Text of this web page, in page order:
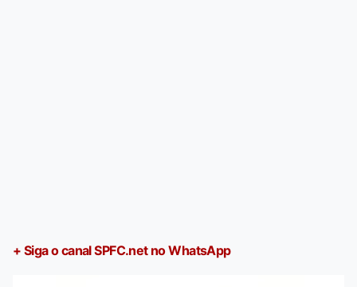
+ Siga o canal SPFC.net no WhatsApp